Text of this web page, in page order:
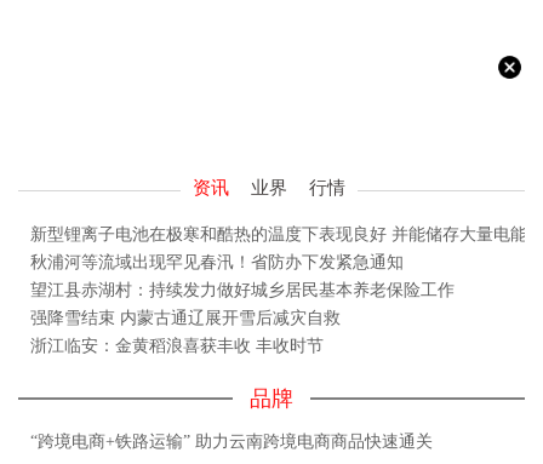
资讯 业界 行情
新型锂离子电池在极寒和酷热的温度下表现良好 并能储存大量电能
秋浦河等流域出现罕见春汛！省防办下发紧急通知
望江县赤湖村：持续发力做好城乡居民基本养老保险工作
强降雪结束 内蒙古通辽展开雪后减灾自救
浙江临安：金黄稻浪喜获丰收 丰收时节
品牌
“跨境电商+铁路运输” 助力云南跨境电商商品快速通关